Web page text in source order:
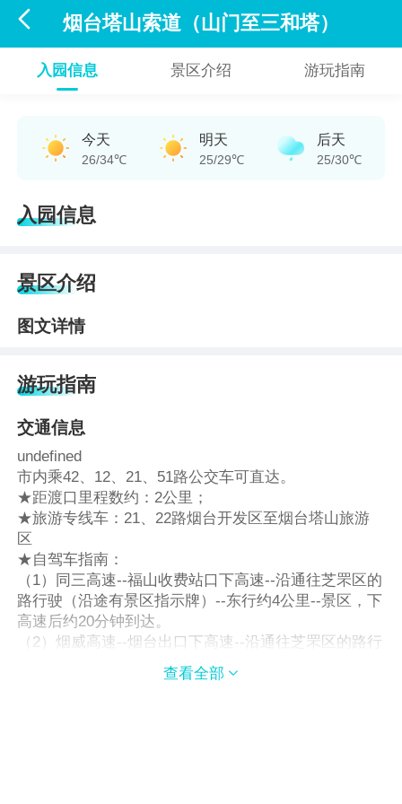
 烟台塔山索道（山门至三和塔）
入园信息 景区介绍 游玩指南
今天
26/34℃
明天
25/29℃
后天
25/30℃
入园信息
景区介绍
图文详情
游玩指南
交通信息
undefined
市内乘42、12、21、51路公交车可直达。
★距渡口里程数约：2公里；
★旅游专线车：21、22路烟台开发区至烟台塔山旅游
区
★自驾车指南：
（1）同三高速--福山收费站口下高速--沿通往芝罘区的
路行驶（沿途有景区指示牌）--东行约4公里--景区，下
高速后约20分钟到达。
（2）烟威高速--烟台出口下高速--沿通往芝罘区的路行
驶（沿途有景区指示牌）--景区，下高速后约20分钟到
查看全部 